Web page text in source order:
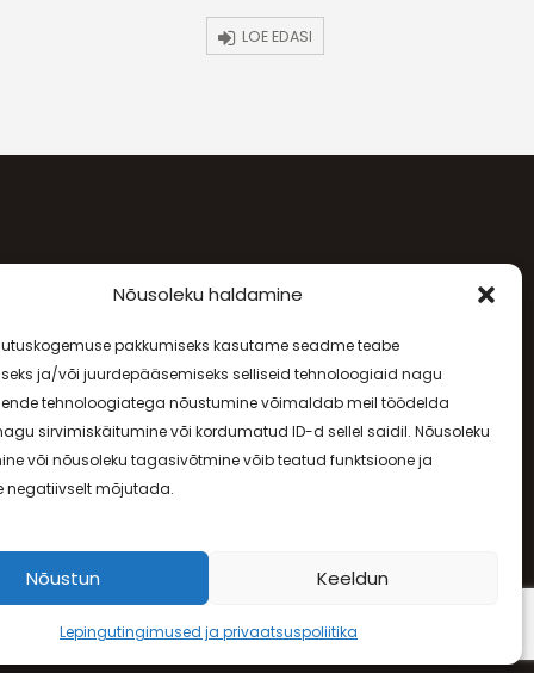
Nõusoleku haldamine
pakkumiseks kasutame seadme teabe
ja/või juurdepääsemiseks selliseid tehnoloogiaid nagu
tehnoloogiatega nõustumine võimaldab meil töödelda
sirvimiskäitumine või kordumatud ID-d sellel saidil. Nõusoleku
või nõusoleku tagasivõtmine võib teatud funktsioone ja
negatiivselt mõjutada.
Nõustun Keeldun
Lepingutingimused ja privaatsuspoliitika
oli:
39.80 €.
is:
37.81 €.
LOE EDASI
E-R - 08.00-20.00, L - 09.00-17.00